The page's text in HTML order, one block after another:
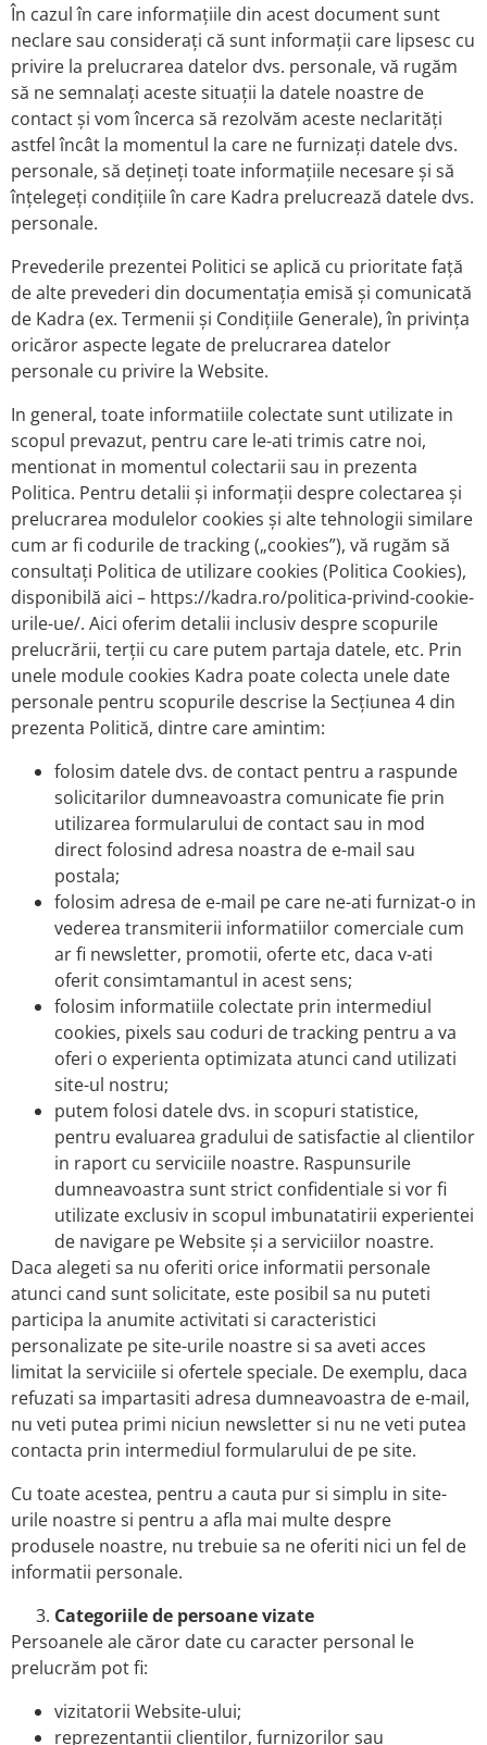
În cazul în care informațiile din acest document sunt
neclare sau considerați că sunt informații care lipsesc cu
privire la prelucrarea datelor dvs. personale, vă rugăm
să ne semnalați aceste situații la datele noastre de
contact și vom încerca să rezolvăm aceste neclarități
astfel încât la momentul la care ne furnizați datele dvs.
personale, să dețineți toate informațiile necesare și să
înțelegeți condițiile în care Kadra prelucrează datele dvs.
personale.
Prevederile prezentei Politici se aplică cu prioritate față
de alte prevederi din documentația emisă și comunicată
de Kadra (ex. Termenii și Condițiile Generale), în privința
oricăror aspecte legate de prelucrarea datelor
personale cu privire la Website.
In general, toate informatiile colectate sunt utilizate in
scopul prevazut, pentru care le-ati trimis catre noi,
mentionat in momentul colectarii sau in prezenta
Politica. Pentru detalii și informații despre colectarea și
prelucrarea modulelor cookies și alte tehnologii similare
cum ar fi codurile de tracking („cookies”), vă rugăm să
consultați Politica de utilizare cookies (Politica Cookies),
disponibilă aici – https://kadra.ro/politica-privind-cookie-
urile-ue/. Aici oferim detalii inclusiv despre scopurile
prelucrării, terții cu care putem partaja datele, etc. Prin
unele module cookies Kadra poate colecta unele date
personale pentru scopurile descrise la Secțiunea 4 din
prezenta Politică, dintre care amintim:
folosim datele dvs. de contact pentru a raspunde
solicitarilor dumneavoastra comunicate fie prin
utilizarea formularului de contact sau in mod
direct folosind adresa noastra de e-mail sau
postala;
folosim adresa de e-mail pe care ne-ati furnizat-o in
vederea transmiterii informatiilor comerciale cum
ar fi newsletter, promotii, oferte etc, daca v-ati
oferit consimtamantul in acest sens;
folosim informatiile colectate prin intermediul
cookies, pixels sau coduri de tracking pentru a va
oferi o experienta optimizata atunci cand utilizati
site-ul nostru;
putem folosi datele dvs. in scopuri statistice,
pentru evaluarea gradului de satisfactie al clientilor
in raport cu serviciile noastre. Raspunsurile
dumneavoastra sunt strict confidentiale si vor fi
utilizate exclusiv in scopul imbunatatirii experientei
de navigare pe Website și a serviciilor noastre.
Daca alegeti sa nu oferiti orice informatii personale
atunci cand sunt solicitate, este posibil sa nu puteti
participa la anumite activitati si caracteristici
personalizate pe site-urile noastre si sa aveti acces
limitat la serviciile si ofertele speciale. De exemplu, daca
refuzati sa impartasiti adresa dumneavoastra de e-mail,
nu veti putea primi niciun newsletter si nu ne veti putea
contacta prin intermediul formularului de pe site.
Cu toate acestea, pentru a cauta pur si simplu in site-
urile noastre si pentru a afla mai multe despre
produsele noastre, nu trebuie sa ne oferiti nici un fel de
informatii personale.
Categoriile de persoane vizate
Persoanele ale căror date cu caracter personal le
prelucrăm pot fi:
vizitatorii Website-ului;
reprezentanții clientilor, furnizorilor sau